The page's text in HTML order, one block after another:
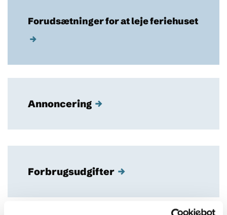
Forudsætninger for at leje feriehuset
→
Annoncering →
Forbrugsudgifter →